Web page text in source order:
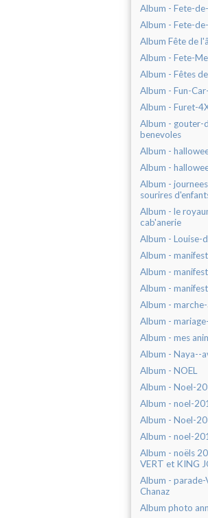
Album - Fete-
Album - Fete-
Album Fête de
Album - Fete-
Album - Fêtes
Album - Fun-
Album - Furet-
Album - gouter-
benevoles
Album -
Album -
Album -
sourires
Album - le
cab'anerie
Album - Louise-
Album -
Album -
Album -
Album -
Album -
Album - mes
Album - Naya--
Album - NOEL
Album - Noel-
Album - noel-
Album - Noel-
Album - noel-
Album - noëls
VERT et KING
Album - parade-
Chanaz
Album photo